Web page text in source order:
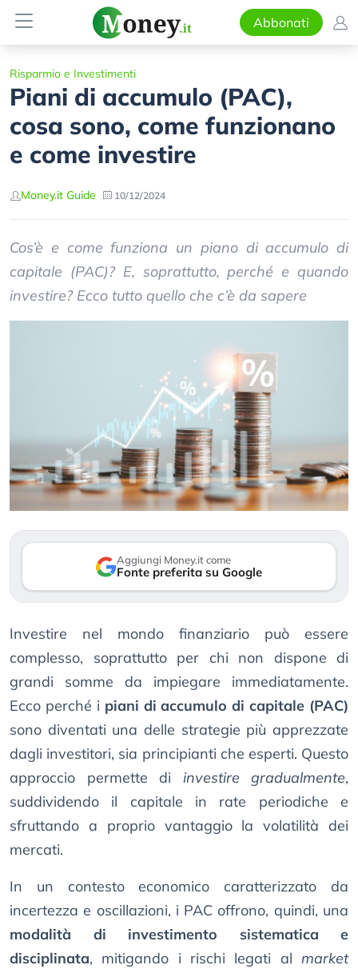
Abbonati
Risparmio e Investimenti
Piani di accumulo (PAC),
cosa sono, come funzionano
e come investire
Money.it Guide 10/12/2024
Cos’è e come funziona un piano di accumulo di
capitale (PAC)? E, soprattutto, perché e quando
investire? Ecco tutto quello che c’è da sapere
Aggiungi Money.it come
Fonte preferita su Google
Investire nel mondo finanziario può essere
complesso, soprattutto per chi non dispone di
grandi somme da impiegare immediatamente.
Ecco perché i piani di accumulo di capitale (PAC)
sono diventati una delle strategie più apprezzate
dagli investitori, sia principianti che esperti. Questo
approccio permette di investire gradualmente,
suddividendo il capitale in rate periodiche e
sfruttando a proprio vantaggio la volatilità dei
mercati.
In un contesto economico caratterizzato da
incertezza e oscillazioni, i PAC offrono, quindi, una
modalità di investimento sistematica e
disciplinata, mitigando i rischi legati al market